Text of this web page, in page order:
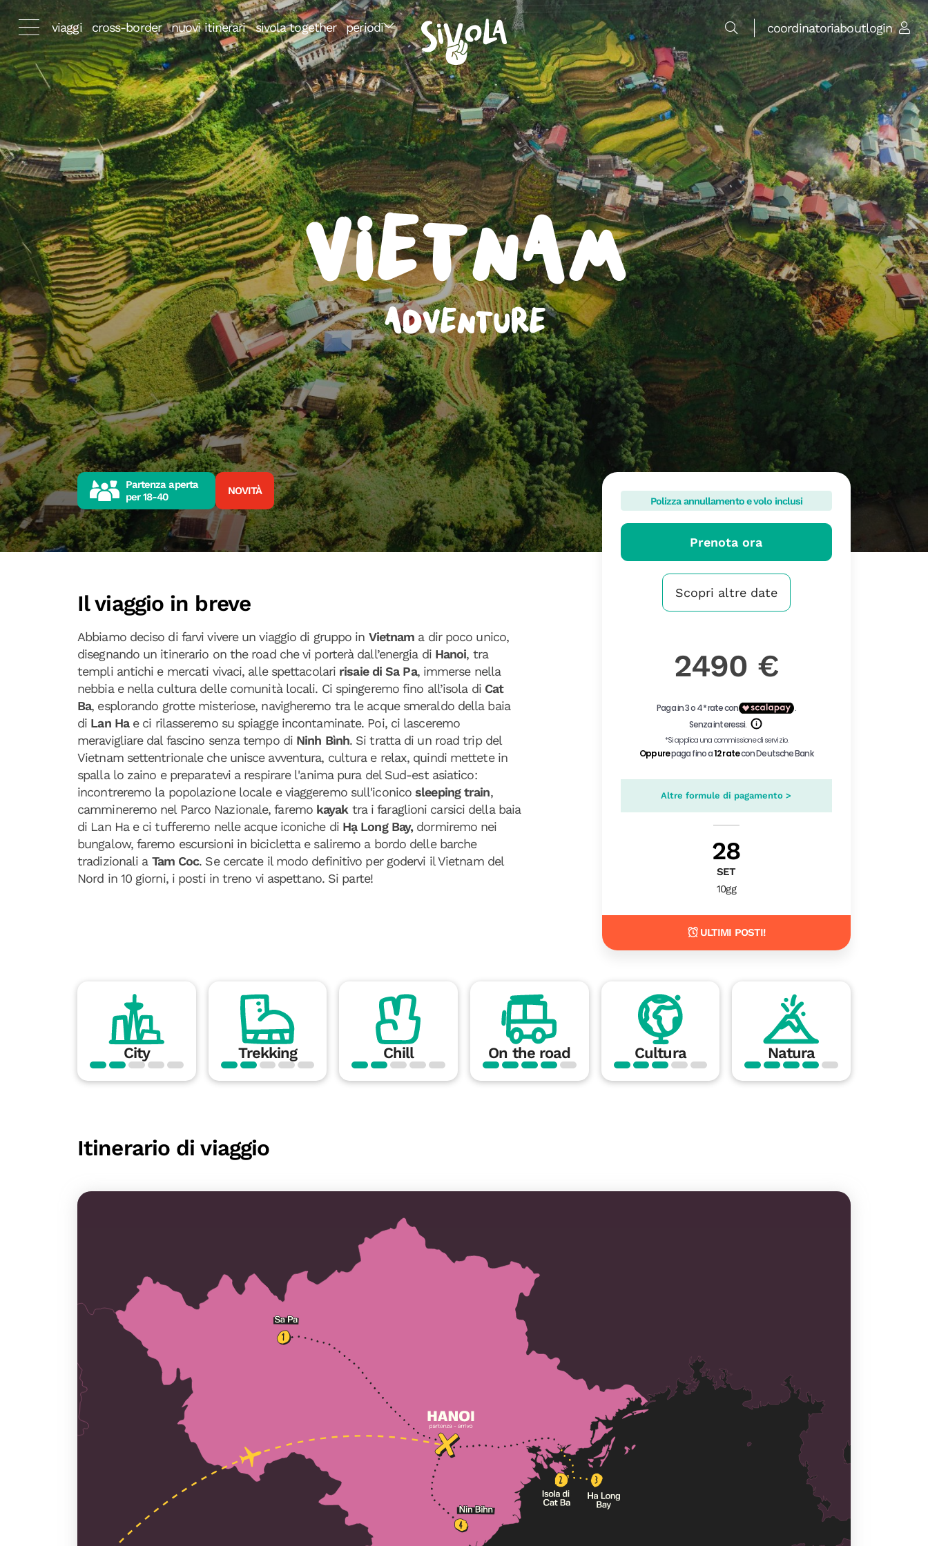
viaggi cross-border nuovi itinerari sivola together periodi coordinatoriaboutlogin
Vietnam
Adventure
Partenza aperta
per18-40 NOVITÀ
Il viaggio in breve
Abbiamo deciso di farvi vivere un viaggio di gruppo in Vietnam a dir poco unico,
disegnando un itinerario on the road che vi porterà dall’energia di Hanoi, tra
templi antichi e mercati vivaci, alle spettacolari risaie di Sa Pa, immerse nella
nebbia e nella cultura delle comunità locali. Ci spingeremo fino all’isola di Cat
Ba, esplorando grotte misteriose, navigheremo tra le acque smeraldo della baia
di Lan Hae ci rilasseremo su spiagge incontaminate. Poi, ci lasceremo
meravigliare dal fascino senza tempo di Ninh Bình. Si tratta di un road trip del
Vietnam settentrionale che unisce avventura, cultura e relax, quindi mettete in
spalla lo zaino e preparatevi a respirare l'anima pura del Sud-est asiatico:
incontreremo la popolazione locale e viaggeremo sull'iconicosleeping train,
cammineremo nel Parco Nazionale, faremokayak tra i faraglioni carsici della baia
di Lan Ha e ci tufferemo nelle acque iconiche diHạ Long Bay, dormiremo nei
bungalow, faremo escursioni in bicicletta e saliremo a bordo delle barche
tradizionali a Tam Coc. Se cercate il modo definitivo per godervi il Vietnam del
Nord in 10 giorni, i posti in treno vi aspettano. Si parte!
Polizza annullamento e volo inclusi
Prenota ora
Scopri altre date
2490 €
Altre formule di pagamento >
28
SET
10gg
ULTIMI POSTI!
City Trekking Chill On the road Cultura Natura
Itinerario di viaggio